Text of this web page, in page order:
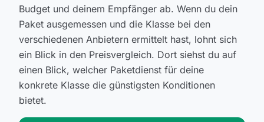
Budget und deinem Empfänger ab. Wenn du dein
Paket ausgemessen und die Klasse bei den
verschiedenen Anbietern ermittelt hast, lohnt sich
ein Blick in den Preisvergleich. Dort siehst du auf
einen Blick, welcher Paketdienst für deine
konkrete Klasse die günstigsten Konditionen
bietet.